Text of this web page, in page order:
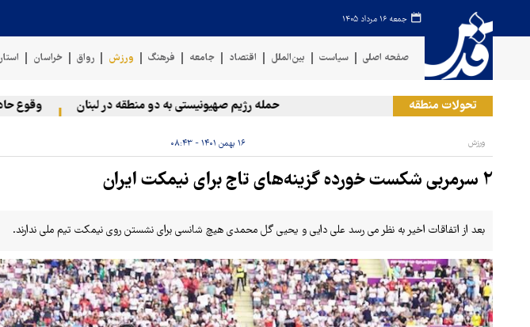
جمعه ۱۶ مرداد ۱۴۰۵
صفحه اصلی سیاست بین‌الملل اقتصاد جامعه فرهنگ ورزش رواق خراسان
تحولات منطقه حمله رژیم صهیونیستی به دو منطقه در لبنان وقوع حادثه
ورزش ۱۶ بهمن ۱۴۰۱ - ۰۸:۴۳
۲ سرمربی شکست خورده گزینه‌های تاج برای نیمکت ایران
بعد از اتفاقات اخیر به نظر می رسد علی دایی و یحیی گل محمدی هیچ شانسی برای نشستن روی نیمکت تیم ملی ندارند.